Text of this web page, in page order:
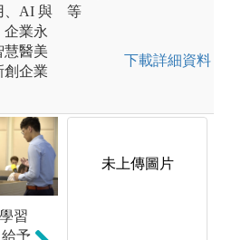
、AI 與
企業永
慧醫美
創企業
等
下載詳細資料
習
給予
未上傳圖片